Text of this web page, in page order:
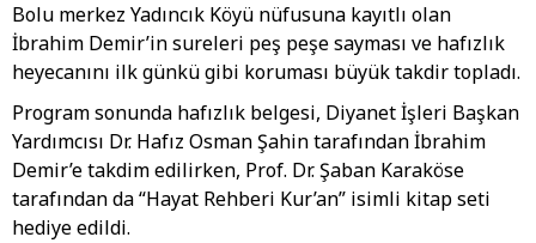
Bolu merkez Yadıncık Köyü nüfusuna kayıtlı olan
İbrahim Demir’in sureleri peş peşe sayması ve hafızlık
heyecanını ilk günkü gibi koruması büyük takdir topladı.
Program sonunda hafızlık belgesi, Diyanet İşleri Başkan
Yardımcısı Dr. Hafız Osman Şahin tarafından İbrahim
Demir’e takdim edilirken, Prof. Dr. Şaban Karaköse
tarafından da “Hayat Rehberi Kur’an” isimli kitap seti
hediye edildi.